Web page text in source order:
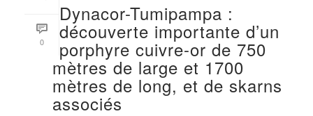
0
Dynacor-Tumipampa :
découverte importante d’un
porphyre cuivre-or de 750
mètres de large et 1700
mètres de long, et de skarns
associés